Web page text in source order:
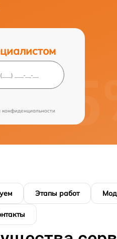
конфиденциальности
Этапы работ